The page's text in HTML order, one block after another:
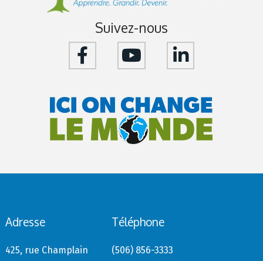
Suivez-nous
Adresse
425, rue Champlain
Téléphone
(506) 856-3333